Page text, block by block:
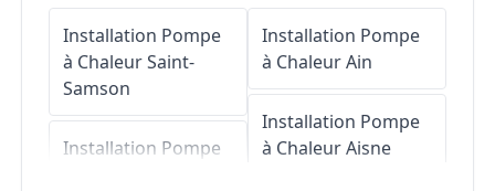
Installation Pompe
à ChaleurSaint-
Samson
Installation Pompe
Installation Pompe
à ChaleurAin
Installation Pompe
à ChaleurAisne